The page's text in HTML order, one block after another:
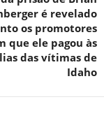
é revelado
os promotores
que ele pagou às
das vítimas de
Idaho